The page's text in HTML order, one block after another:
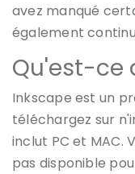
avez manqué
également
Qu'est-ce
Inkscape est un
téléchargez sur
inclut PC et MAC.
pas disponible